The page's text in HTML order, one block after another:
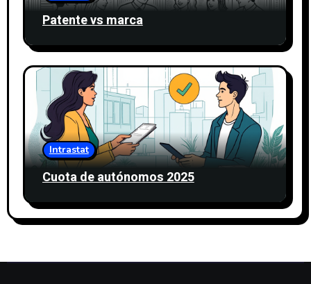
Patente vs marca
Intrastat
Cuota de autónomos 2025